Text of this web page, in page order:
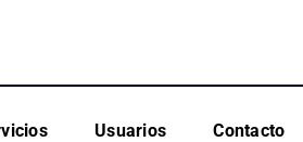
Usuarios Contacto